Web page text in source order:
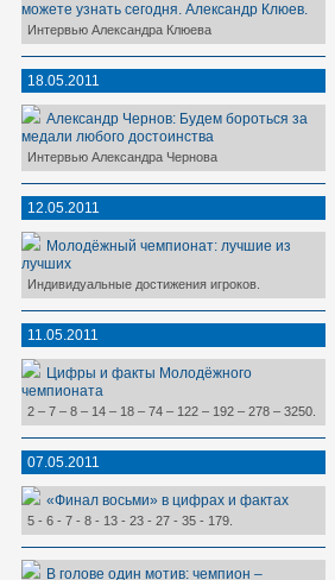
можете узнать сегодня. Александр Клюев.
Интервью Александра Клюева
18.05.2011
Александр Чернов: Будем бороться за
медали любого достоинства
Интервью Александра Чернова
12.05.2011
Молодёжный чемпионат: лучшие из
лучших
Индивидуальные достижения игроков.
11.05.2011
Цифры и факты Молодёжного
чемпионата
2 – 7 – 8 – 14 – 18 – 74 – 122 – 192 – 278 – 3250.
07.05.2011
«Финал восьми» в цифрах и фактах
5 - 6 - 7 - 8 - 13 - 23 - 27 - 35 - 179.
В голове один мотив: чемпион –